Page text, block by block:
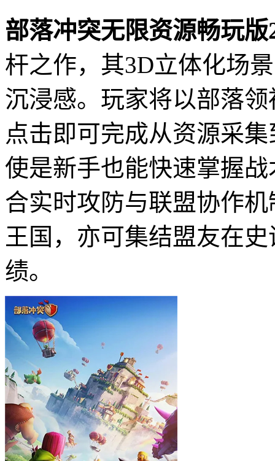
部落冲突无限资源畅玩版
杆之作，其3D立体化场
沉浸感。玩家将以部落
点击即可完成从资源采
使是新手也能快速掌握
合实时攻防与联盟协作
王国，亦可集结盟友在
绩。